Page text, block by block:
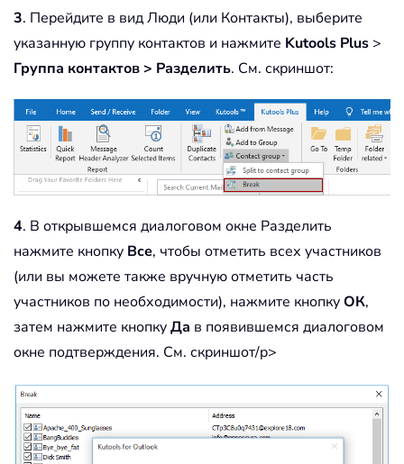
3. Перейдите в вид Люди (или Контакты), выберите
указанную группу контактов и нажмите Kutools Plus >
Группа контактов > Разделить. См. скриншот:
4. В открывшемся диалоговом окне Разделить
нажмите кнопку Все, чтобы отметить всех участников
(или вы можете также вручную отметить часть
участников по необходимости), нажмите кнопкуОК,
затем нажмите кнопкуДа в появившемся диалоговом
окне подтверждения. См. скриншот/p>